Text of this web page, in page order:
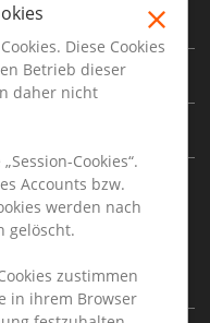
Diese Cookies
Betrieb dieser
daher nicht
Cookies“.
Accounts bzw.
werden nach
gelöscht.
zustimmen
in ihrem Browser